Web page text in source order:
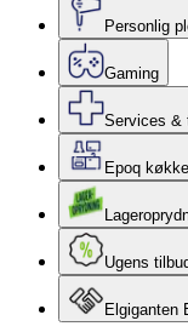
Personlig
Gaming
Services &
Epoq
Ugens
Elgiganten